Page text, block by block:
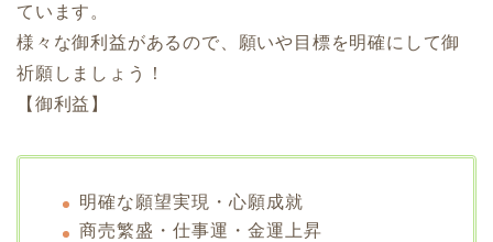
ています。
様々な御利益があるので、願いや目標を明確にして御
祈願しましょう！
【御利益】
明確な願望実現・心願成就
商売繁盛・仕事運・金運上昇